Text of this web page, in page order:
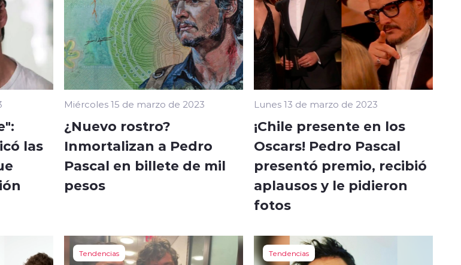
las
Miércoles 15 de marzo de 2023
¿Nuevo rostro?
Inmortalizan a Pedro
Pascal en billete de mil
pesos
Lunes 13 de marzo de 2023
¡Chile presente en los
Oscars! Pedro Pascal
presentó premio, recibió
aplausos y le pidieron
fotos
Tendencias Tendencias